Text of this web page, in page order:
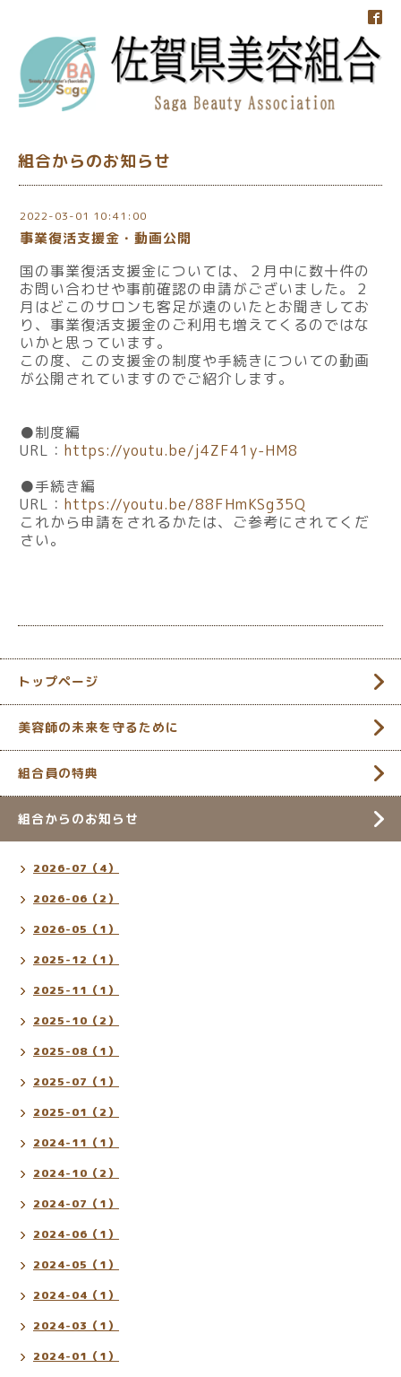
組合からのお知らせ
2022-03-01 10:41:00
事業復活支援金・動画公開
国の事業復活支援金については、２月中に数十件の
お問い合わせや事前確認の申請がございました。２
月はどこのサロンも客足が遠のいたとお聞きしてお
り、事業復活支援金のご利用も増えてくるのではな
いかと思っています。
この度、この支援金の制度や手続きについての動画
が公開されていますのでご紹介します。
●制度編
URL ： https://youtu.be/j4ZF41y-HM8
●手続き編
URL ： https://youtu.be/88FHmKSg35Q
これから申請をされるかたは、ご参考にされてくだ
さい。
トップページ
美容師の未来を守るために
組合員の特典
組合からのお知らせ
2026-07（4）
2026-06（2）
2026-05（1）
2025-12（1）
2025-11（1）
2025-10（2）
2025-08（1）
2025-07（1）
2025-01（2）
2024-11（1）
2024-10（2）
2024-07（1）
2024-06（1）
2024-05（1）
2024-04（1）
2024-03（1）
2024-01（1）